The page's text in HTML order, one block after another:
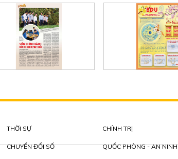
THỜI SỰ CHÍNH TRỊ
CHUYỂN ĐỔI SỐ QUỐC PHÒNG - AN NINH